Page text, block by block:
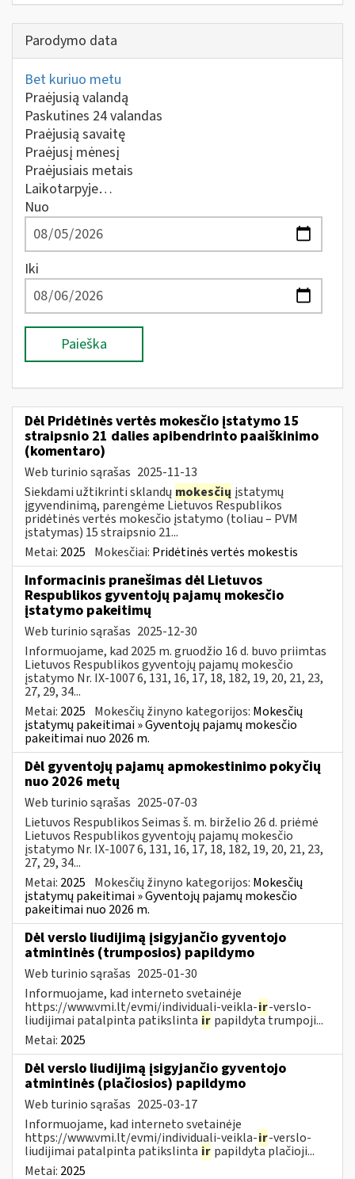
Parodymo data
Bet kuriuo metu
Praėjusią valandą
Paskutines 24 valandas
Praėjusią savaitę
Praėjusį mėnesį
Praėjusiais metais
Laikotarpyje…
Nuo
Iki
Paieška
Dėl Pridėtinės vertės mokesčio įstatymo 15
straipsnio 21 dalies apibendrinto paaiškinimo
(komentaro)
Web turinio sąrašas 2025-11-13
Siekdami užtikrinti sklandų mokesčių įstatymų
įgyvendinimą, parengėme Lietuvos Respublikos
pridėtinės vertės mokesčio įstatymo (toliau – PVM
įstatymas) 15 straipsnio 21...
Metai: 2025 Mokesčiai: Pridėtinės vertės mokestis
Informacinis pranešimas dėl Lietuvos
Respublikos gyventojų pajamų mokesčio
įstatymo pakeitimų
Web turinio sąrašas 2025-12-30
Informuojame, kad 2025 m. gruodžio 16 d. buvo priimtas
Lietuvos Respublikos gyventojų pajamų mokesčio
įstatymo Nr. IX-1007 6, 131, 16, 17, 18, 182, 19, 20, 21, 23,
27, 29, 34...
Metai: 2025 Mokesčių žinyno kategorijos: Mokesčių
įstatymų pakeitimai » Gyventojų pajamų mokesčio
pakeitimai nuo 2026 m.
Dėl gyventojų pajamų apmokestinimo pokyčių
nuo 2026 metų
Web turinio sąrašas 2025-07-03
Lietuvos Respublikos Seimas š. m. birželio 26 d. priėmė
Lietuvos Respublikos gyventojų pajamų mokesčio
įstatymo Nr. IX-1007 6, 131, 16, 17, 18, 182, 19, 20, 21, 23,
27, 29, 34...
Metai: 2025 Mokesčių žinyno kategorijos: Mokesčių
įstatymų pakeitimai » Gyventojų pajamų mokesčio
pakeitimai nuo 2026 m.
Dėl verslo liudijimą įsigyjančio gyventojo
atmintinės (trumposios) papildymo
Web turinio sąrašas 2025-01-30
Informuojame, kad interneto svetainėje
https://www.vmi.lt/evmi/individuali-veikla-ir-verslo-
liudijimai patalpinta patikslinta ir papildyta trumpoji...
Metai: 2025
Dėl verslo liudijimą įsigyjančio gyventojo
atmintinės (plačiosios) papildymo
Web turinio sąrašas 2025-03-17
Informuojame, kad interneto svetainėje
https://www.vmi.lt/evmi/individuali-veikla-ir-verslo-
liudijimai patalpinta patikslinta ir papildyta plačioji...
Metai: 2025